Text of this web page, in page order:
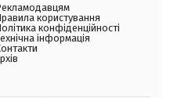
користування
конфіденційності
інформація